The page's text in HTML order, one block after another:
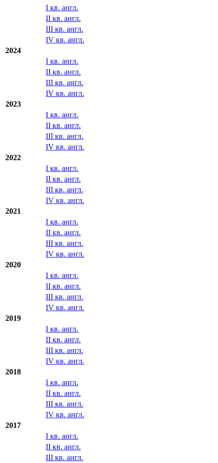
I кв. англ.
II кв. англ.
III кв. англ.
IV кв. англ.
2024
I кв. англ.
II кв. англ.
III кв. англ.
IV кв. англ.
2023
I кв. англ.
II кв. англ.
III кв. англ.
IV кв. англ.
2022
I кв. англ.
II кв. англ.
III кв. англ.
IV кв. англ.
2021
I кв. англ.
II кв. англ.
III кв. англ.
IV кв. англ.
2020
I кв. англ.
II кв. англ.
III кв. англ.
IV кв. англ.
2019
I кв. англ.
II кв. англ.
III кв. англ.
IV кв. англ.
2018
I кв. англ.
II кв. англ.
III кв. англ.
IV кв. англ.
2017
I кв. англ.
II кв. англ.
III кв. англ.